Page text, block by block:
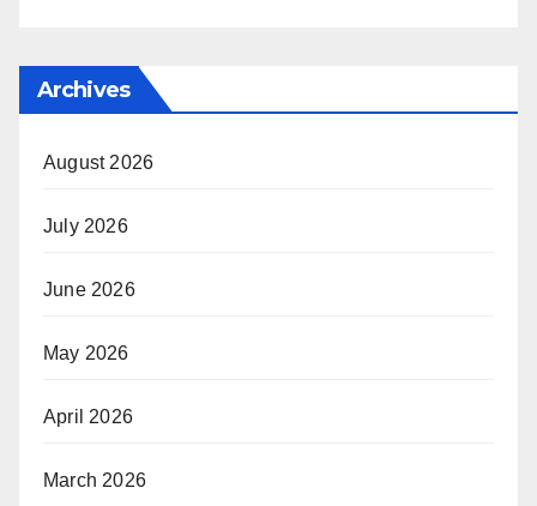
Archives
August 2026
July 2026
June 2026
May 2026
April 2026
March 2026